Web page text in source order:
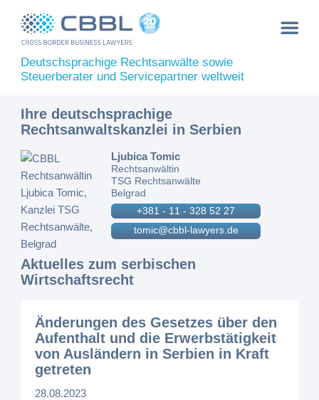
Deutschsprachige Rechtsanwälte sowie
Steuerberater und Servicepartner weltweit
Ihre deutschsprachige
Rechtsanwaltskanzlei in Serbien
Ljubica Tomic
Rechtsanwältin
TSG Rechtsanwälte
Belgrad
+381 - 11 - 328 52 27
tomic@cbbl-lawyers.de
Aktuelles zum serbischen
Wirtschaftsrecht
Änderungen des Gesetzes über den
Aufenthalt und die Erwerbstätigkeit
von Ausländern in Serbien in Kraft
getreten
28.08.2023